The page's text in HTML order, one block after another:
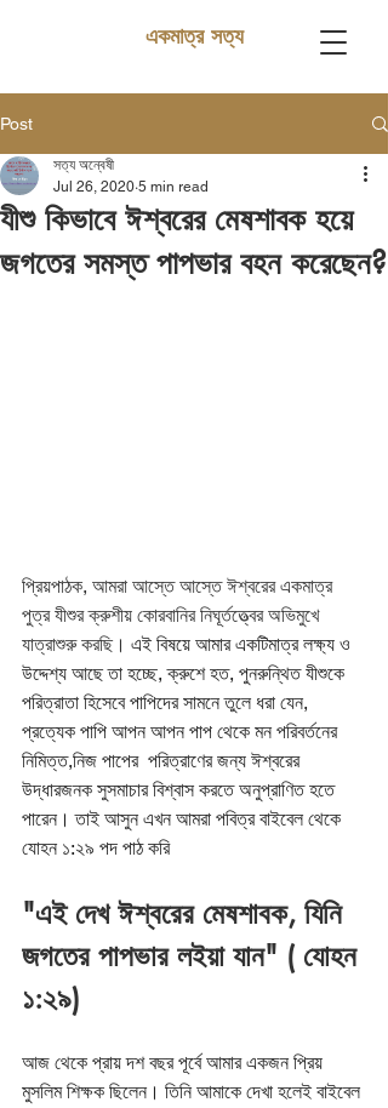
একমাত্র সত্য
Post
যীশু কিভাবে ঈশ্বরের মেষশাবক হয়ে
জগতের সমস্ত পাপভার বহন করেছেন?
সত্য অন্বেষী
Jul 26, 2020 5 min read
প্রিয়পাঠক, আমরা আস্তে আস্তে ঈশ্বরের একমাত্র
পুত্র যীশুর ক্রুশীয় কোরবানির নিঘূর্তত্ত্বের অভিমুখে
যাত্রাশুরু করছি। এই বিষয়ে আমার একটিমাত্র লক্ষ্য ও
উদ্দেশ্য আছে তা হচ্ছে, ক্রুশে হত, পুনরুন্থিত যীশুকে
পরিত্রাতা হিসেবে পাপিদের সামনে তুলে ধরা যেন,
প্রত্যেক পাপি আপন আপন পাপ থেকে মন পরিবর্তনের
নিমিত্ত,নিজ পাপের  পরিত্রাণের জন্য ঈশ্বরের
উদ্ধারজনক সুসমাচার বিশ্বাস করতে অনুপ্রাণিত হতে
পারেন। তাই আসুন এখন আমরা পবিত্র বাইবেল থেকে
যোহন ১:২৯ পদ পাঠ করি
"এই দেখ ঈশ্বরের মেষশাবক, যিনি
জগতের পাপভার লইয়া যান" ( যোহন
১:২৯)
আজ থেকে প্রায় দশ বছর পূর্বে আমার একজন প্রিয়
মুসলিম শিক্ষক ছিলেন। তিনি আমাকে দেখা হলেই বাইবেল